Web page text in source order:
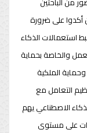
أكدوا على ضرورة
استعمالات الذكاء
والخاصة بحماية
الملكية
التعامل مع
الاصطناعي يهم
على مستوى